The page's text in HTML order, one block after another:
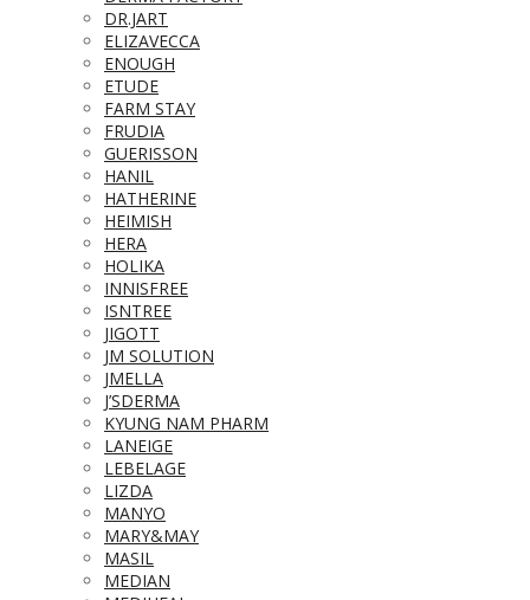
DR.JART
ELIZAVECCA
ENOUGH
ETUDE
FARM STAY
FRUDIA
GUERISSON
HANIL
HATHERINE
HEIMISH
HERA
HOLIKA
INNISFREE
ISNTREE
JIGOTT
JM SOLUTION
JMELLA
J’SDERMA
KYUNG NAM PHARM
LANEIGE
LEBELAGE
LIZDA
MANYO
MARY&MAY
MASIL
MEDIAN